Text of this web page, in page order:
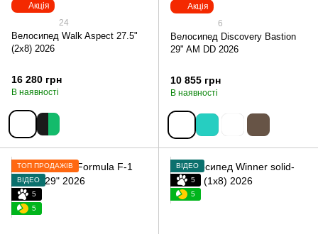
Акція
24
Велосипед Walk Aspect 27.5"
(2х8) 2026
16 280 грн
В наявності
Акція
6
Велосипед Discovery Bastion
29" AM DD 2026
10 855 грн
В наявності
ТОП ПРОДАЖІВ
ВІДЕО
5
5
ВІДЕО
5
5